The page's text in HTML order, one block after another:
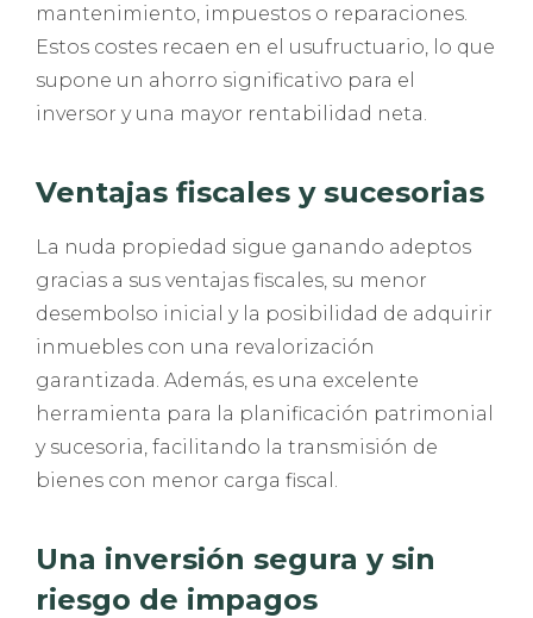
mantenimiento, impuestos o reparaciones.
Estos costes recaen en el usufructuario, lo que
supone un ahorro significativo para el
inversor y una mayor rentabilidad neta.
Ventajas fiscales y sucesorias
La nuda propiedad sigue ganando adeptos
gracias a sus ventajas fiscales, su menor
desembolso inicial y la posibilidad de adquirir
inmuebles con una revalorización
garantizada. Además, es una excelente
herramienta para la planificación patrimonial
y sucesoria, facilitando la transmisión de
bienes con menor carga fiscal.
Una inversión segura y sin
riesgo de impagos